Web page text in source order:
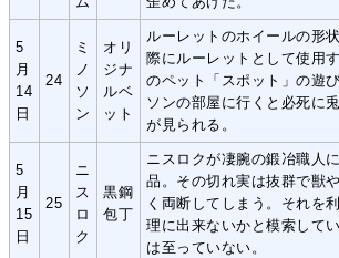
5
月
14
日
24
ミ
ノ
ソ
ン
オリ
ジナ
ルベ
ット
ルーレットのホイールの形
際にルーレットとして使用
のペット「スポット」の遊
ソンの部屋に行くと必死に
が見られる。
5
月
15
日
25
ニ
ス
ロ
ク
黒鋼
包丁
ニスロクが凄腕の鍛冶職人
品。その切れ実は抜群で獣
く両断してしまう。それを
理に出来ないかと模索して
は至っていない。